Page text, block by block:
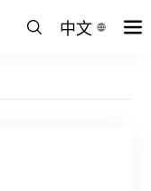
中文